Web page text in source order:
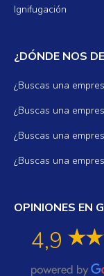
Ignifugación
¿DÓNDE NOS
¿Buscas una
¿Buscas una
¿Buscas una
¿Buscas una
OPINIONES EN
4,9